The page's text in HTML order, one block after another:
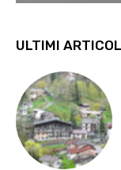
ULTIMI